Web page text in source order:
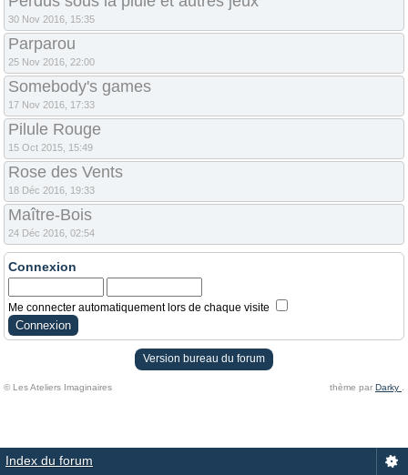
30 Nov 2016, 15:35
Parparou
25 Nov 2016, 22:00
Somebody's games
17 Nov 2016, 17:33
Pilule Rouge
15 Oct 2015, 15:49
Rose des Vents
18 Déc 2016, 19:33
Maître-Bois
24 Déc 2016, 02:54
Connexion
Me connecter automatiquement lors de chaque visite
Version bureau du forum
© Les Ateliers Imaginaires thème par Darky
Index du forum